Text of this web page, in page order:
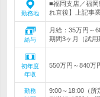
勤務地
■福岡支店／福
れ直後】上記事
給与
月給：35万円～
期間3ヶ月（試用
初年度
年収
550万円～840万
勤務
9:00～18:00（